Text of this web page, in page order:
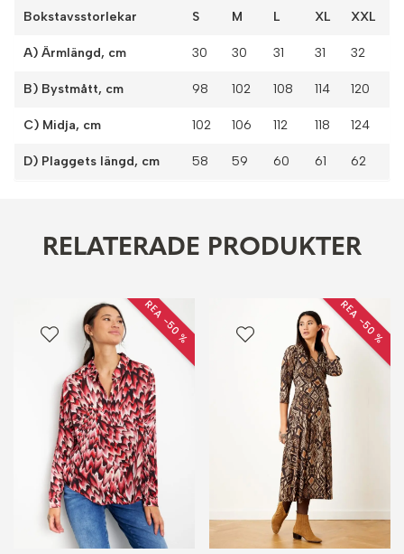
Bokstavsstorlekar S M L XL XXL
A) Ärmlängd, cm 30 30 31 31 32
B) Bystmått, cm 98 102 108 114 120
C) Midja, cm 102 106 112 118 124
D) Plaggets längd, cm 58 59 60 61 62
RELATERADE PRODUKTER
REA −50 % REA −50 %